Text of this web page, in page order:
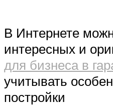
В Интернете
интересных и
для бизнеса в
учитывать
постройки